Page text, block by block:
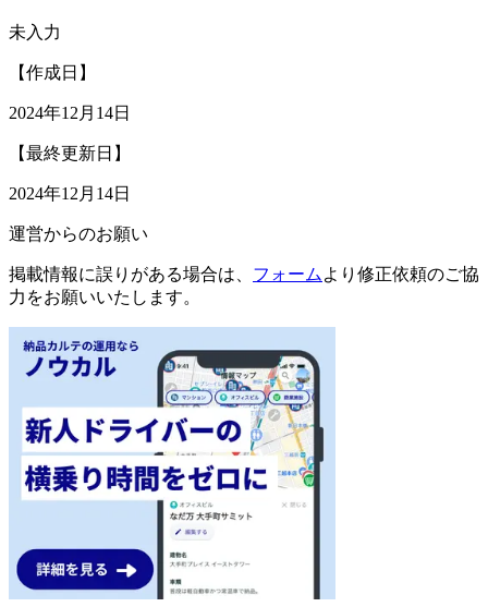
未入力
【作成日】
2024年12月14日
【最終更新日】
2024年12月14日
運営からのお願い
掲載情報に誤りがある場合は、 フォーム より修正依頼のご協
力をお願いいたします。